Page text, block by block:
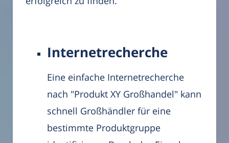
Internetrecherche
Eine einfache Internetrecherche
nach "Produkt XY Großhandel" kann
schnell Großhändler für eine
bestimmte Produktgruppe